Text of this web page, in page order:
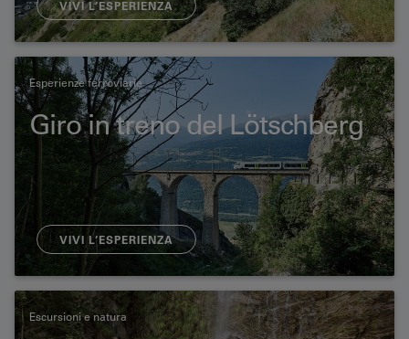
VIVI L’ESPERIENZA
Esperienze ferroviarie
Giro in treno del Lötschberg
VIVI L’ESPERIENZA
Escursioni e natura